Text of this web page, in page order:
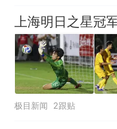
上海明日之星冠
极目新闻 2跟贴